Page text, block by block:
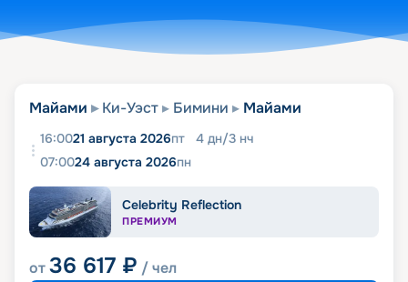
Майами Ки-Уэст Бимини Майами
16:0021 августа 2026пт 4 дн/3 нч
07:0024 августа 2026пн
Celebrity Reflection
ПРЕМИУМ
от36 617 ₽ / чел